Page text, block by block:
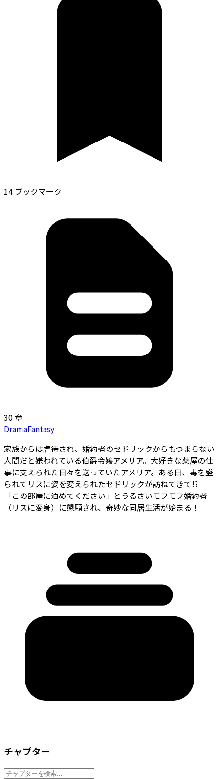
14 ブックマーク
30 章
DramaFantasy
家族からは虐待され、婚約者のセドリックからもつまらない
人間だと嫌われている伯爵令嬢アメリア。大好きな薬屋の仕
事に支えられた日々を送っていたアメリア。ある日、毒を盛
られてリスに姿を変えられたセドリックが訪ねてきて!?
「この部屋に泊めてください」とうるさいモフモフ婚約者
（リスに変身）に懇願され、奇妙な同居生活が始まる――！
チャプター